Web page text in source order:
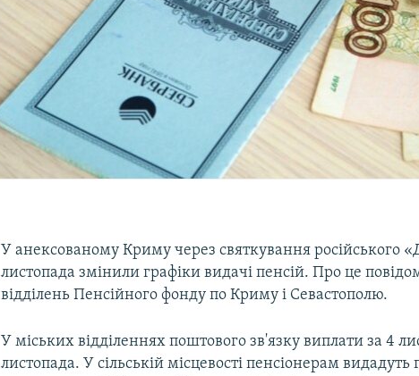
У анексованому Криму через святкування російського
листопада змінили графіки видачі пенсій. Про це
відділень Пенсійного фонду по Криму і Севастополю.
У міських відділеннях поштового зв'язку виплати за 4
листопада. У сільській місцевості пенсіонерам видадуть